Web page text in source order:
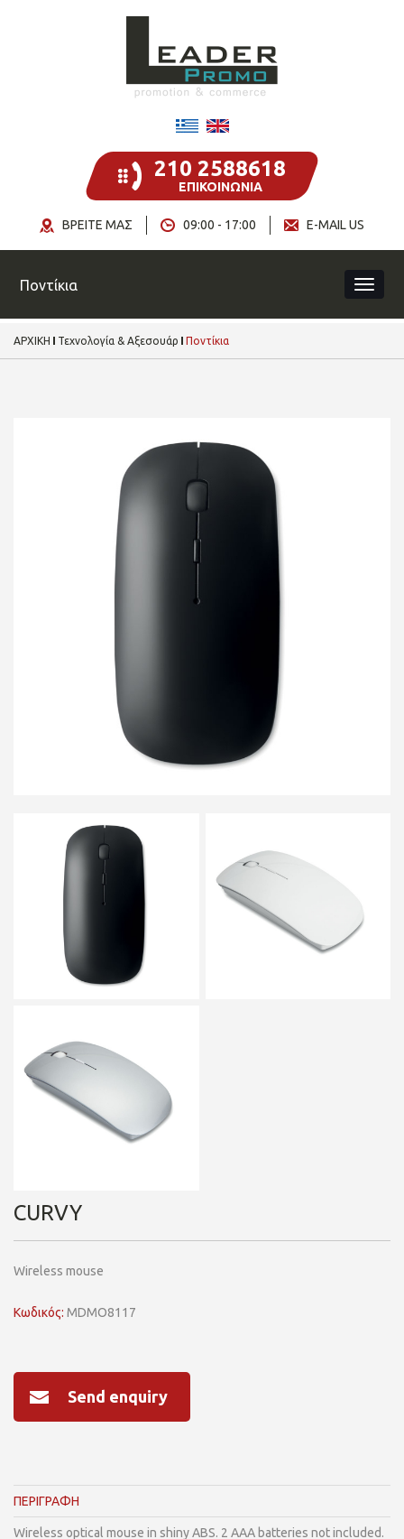
210 2588618
ΕΠΙΚΟΙΝΩΝΙΑ
E-MAIL US
09:00 - 17:00
ΒΡΕΙΤΕ ΜΑΣ
Ποντίκια
ΑΡΧΙΚΗ Τεχνολογία & Αξεσουάρ Ποντίκια
CURVY
Wireless mouse
Κωδικός: MDMO8117
Send enquiry
ΠΕΡΙΓΡΑΦΗ
Wireless optical mouse in shiny ABS. 2 AAA batteries not included.